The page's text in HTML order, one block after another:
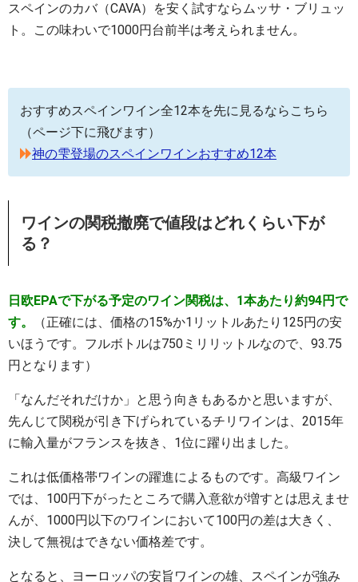
スペインのカバ（CAVA）を安く試すならムッサ・ブリュッ
ト。この味わいで1000円台前半は考えられません。
おすすめスペインワイン全12本を先に見るならこちら
（ページ下に飛びます）
神の雫登場のスペインワインおすすめ12本
ワインの関税撤廃で値段はどれくらい下が
る？
日欧EPAで下がる予定のワイン関税は、1本あたり約94円で
す。
（正確には、価格の15%か1リットルあたり125円の安
いほうです。フルボトルは750ミリリットルなので、93.75
円となります）
「なんだそれだけか」と思う向きもあるかと思いますが、
先んじて関税が引き下げられているチリワインは、2015年
に輸入量がフランスを抜き、1位に躍り出ました。
これは低価格帯ワインの躍進によるものです。高級ワイン
では、100円下がったところで購入意欲が増すとは思えませ
んが、1000円以下のワインにおいて100円の差は大きく、
決して無視はできない価格差です。
となると、ヨーロッパの安旨ワインの雄、スペインが強み